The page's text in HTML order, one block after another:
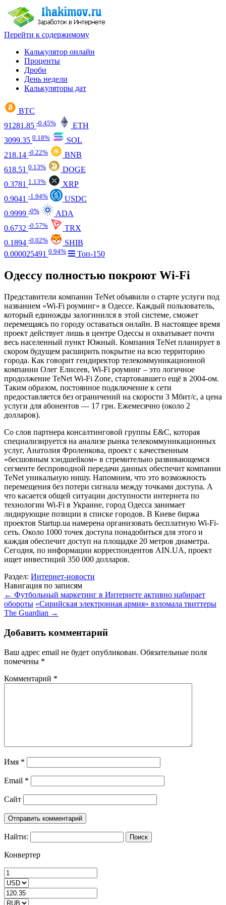
Перейти к содержимому
Калькулятор онлайн
Проценты
Дроби
День недели
Калькуляторы дат
BTC
91281.85 -0.45%
ETH
3099.35 0.18%
SOL
218.14 -0.22%
BNB
618.51 0.13%
DOGE
0.3781 1.13%
XRP
0.9041 -1.94%
USDC
0.9999 -0%
ADA
0.6732 -0.57%
TRX
0.1894 -0.02%
SHIB
0.000025491 0.94% Топ-150
Одессу полностью покроют Wi-Fi
Представители компании TeNet объявили о старте услуги под
названием «Wi-Fi роуминг» в Одессе. Каждый пользователь,
который единожды залогинился в этой системе, сможет
перемещаясь по городу оставаться онлайн. В настоящее время
проект действует лишь в центре Одессы и охватывает почти
весь населенный пункт Южный. Компания TeNet планирует в
скором будущем расширить покрытие на всю территорию
города. Как говорит гендиректор телекоммуникационной
компании Олег Елисеев, Wi-Fi роуминг – это логичное
продолжение TeNet Wi-Fi Zone, стартовавшего ещё в 2004-ом.
Таким образом, постоянное подключение к сети
предоставляется без ограничений на скорости 3 Мбит/с, а цена
услуги для абонентов — 17 грн. Ежемесячно (около 2
долларов).
Со слов партнера консалтинговой группы E&C, которая
специализируется на анализе рынка телекоммуникационных
услуг, Анатолия Фроленкова, проект с качественным
«бесшовным хэндшейком» в стремительно развивающемся
сегменте беспроводной передачи данных обеспечит компании
TeNet уникальную нишу. Напомним, что это возможность
перемещения без потери сигнала между точками доступа. А
что касается общей ситуации доступности интернета по
технологии Wi-Fi в Украине, город Одесса занимает
лидирующие позиции в списке городов. В Киеве биржа
проектов Startup.ua намерена организовать бесплатную Wi-Fi-
сеть. Около 1000 точек доступа понадобиться для этого и
каждая обеспечит доступ на площадке 20 метров диаметра.
Сегодня, по информации корреспондентов AIN.UA, проект
ищет инвестиций 350 000 долларов.
Раздел: Интернет-новости
Навигация по записям
← Футбольный маркетинг в Интернете активно набирает
обороты «Сирийская электронная армия» взломала твиттеры
The Guardian →
Добавить комментарий
Ваш адрес email не будет опубликован. Обязательные поля
помечены *
Комментарий *
Имя *
Email *
Сайт
Найти:
Конвертер